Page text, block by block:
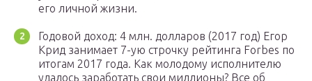
его личной жизни.
Годовой доход: 4 млн. долларов (2017 год) Егор
Крид занимает 7-ую строчку рейтинга Forbes по
итогам 2017 года. Как молодому исполнителю
удалось заработать свои миллионы? Все об